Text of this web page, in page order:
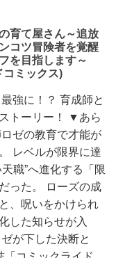
育て屋さん～追放
コツ冒険者を覚醒
を目指します～
コミックス)
強に！？ 育成師と
トーリー！ ▼あら
ゼの教育で才能が
レベルが限界に達
職”へ進化する「限
った。 ローズの成
、呪いをかけられ
した知らせが入
が下した決断と